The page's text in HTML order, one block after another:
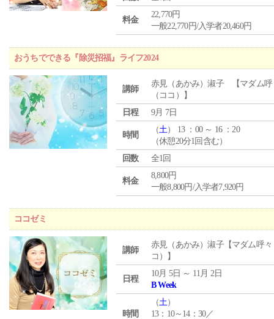
料金
22,770円
一般22,770円/入学者20,460円
おうちでできる『除災招福』ライフ2024
講師
赤見（あかみ）淑子 【マダム呼
（ココ）】
日程
9月 7日
時間
（土） 13 ：00 ～ 16 ：20
（休憩20分1回含む）
回数
全1回
料金
8,800円
一般8,800円/入学者7,920円
ココゼミ
講師
赤見（あかみ）淑子【マダム呼々
コ）】
日程
10月 5日 ～ 11月 2日
B Week
時間
（土）
13：10～14：30／